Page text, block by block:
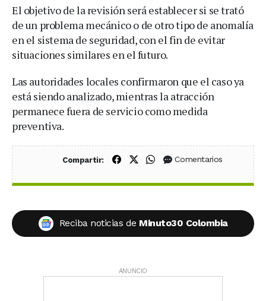
El objetivo de la revisión será establecer si se trató
de un problema mecánico o de otro tipo de anomalía
en el sistema de seguridad, con el fin de evitar
situaciones similares en el futuro.
Las autoridades locales confirmaron que el caso ya
está siendo analizado, mientras la atracción
permanece fuera de servicio como medida
preventiva.
Compartir: Compartir en Facebook
Compartir en X (Twitter)
Compartir en WhatsApp
Comentarios
Reciba noticias de Minuto30 Colombia
ANUNCIO